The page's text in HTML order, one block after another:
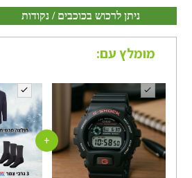
ניתן לרכוש בכוכבים / נקודות
מומלץ עם:
+